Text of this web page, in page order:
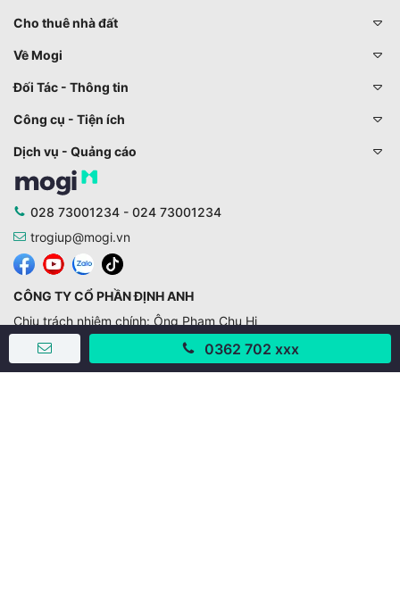
0362 702 xxx
Cho thuê nhà đất
Về Mogi
Đối Tác - Thông tin
Công cụ - Tiện ích
Dịch vụ - Quảng cáo
028 73001234 - 024 73001234
trogiup@mogi.vn
CÔNG TY CỔ PHẦN ĐỊNH ANH
Chịu trách nhiệm chính: Ông Phạm Chu Hi
Giấy phép số: 429/GP-BTTTT do Bộ TTTT cấp ngày
11/10/2019